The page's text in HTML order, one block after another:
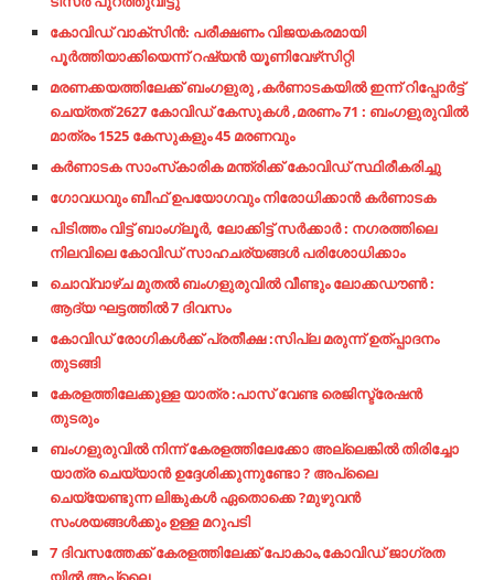
കോവിഡ് വാക്‌സിന്‍: പരീക്ഷണം വിജയകരമായി
പൂര്‍ത്തിയാക്കിയെന്ന് റഷ്യന്‍ യൂണിവേഴ്‌സിറ്റി
മരണക്കയത്തിലേക്ക് ബംഗളുരു ,കർണാടകയിൽ ഇന്ന് റിപ്പോർട്ട്
ചെയ്തത് 2627 കോവിഡ് കേസുകൾ ,മരണം 71 : ബംഗളുരുവിൽ
മാത്രം 1525 കേസുകളും 45 മരണവും
കര്‍ണാടക സാംസ്‌കാരിക മന്ത്രിക്ക് കോവിഡ് സ്ഥിരീകരിച്ചു
ഗോവധവും ബീഫ് ഉപയോഗവും നിരോധിക്കാൻ കർണാടക
പിടിത്തം വിട്ട് ബാംഗ്ലൂർ, ലോക്കിട്ട് സർക്കാർ : നഗരത്തിലെ
നിലവിലെ കോവിഡ് സാഹചര്യങ്ങൾ പരിശോധിക്കാം
ചൊവ്വാഴ്ച മുതൽ ബംഗളുരുവിൽ വീണ്ടും ലോക്കഡൗൺ :
ആദ്യ ഘട്ടത്തിൽ 7 ദിവസം
കോവിഡ് രോഗികള്‍ക്ക് പ്രതീക്ഷ :സിപ്ല മരുന്ന് ഉത്പ്പാദനം
തുടങ്ങി
കേരളത്തിലേക്കുള്ള യാത്ര :പാസ് വേണ്ട രെജിസ്ട്രേഷൻ
തുടരും
ബംഗളുരുവിൽ നിന്ന് കേരളത്തിലേക്കോ അല്ലെങ്കിൽ തിരിച്ചോ
യാത്ര ചെയ്യാൻ ഉദ്ദേശിക്കുന്നുണ്ടോ ? അപ്ലൈ
ചെയ്യേണ്ടുന്ന ലിങ്കുകൾ ഏതൊക്കെ ?മുഴുവൻ
സംശയങ്ങൾക്കും ഉള്ള മറുപടി
7 ദിവസത്തേക്ക് കേരളത്തിലേക്ക് പോകാം,കോവിഡ് ജാഗ്രത